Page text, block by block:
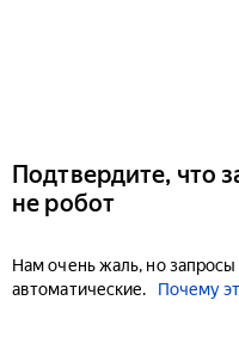
Подтвердите, что
не робот
Нам очень жаль, но
автоматические.
Почему